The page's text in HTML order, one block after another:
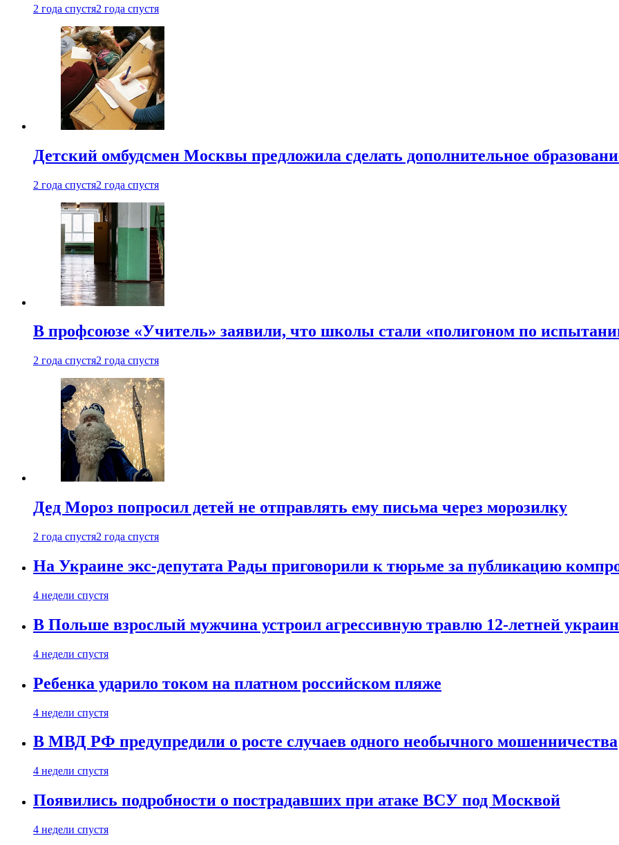
2 года спустя2 года спустя
Детский омбудсмен Москвы предложила сделать дополнительное
2 года спустя2 года спустя
В профсоюзе «Учитель» заявили, что школы стали «полигоном по
2 года спустя2 года спустя
Дед Мороз попросил детей не отправлять ему письма через морозилку
2 года спустя2 года спустя
На Украине экс-депутата Рады приговорили к тюрьме за публикацию
4 недели спустя
В Польше взрослый мужчина устроил агрессивную травлю 12-летней
4 недели спустя
Ребенка ударило током на платном российском пляже
4 недели спустя
В МВД РФ предупредили о росте случаев одного необычного мошенничества
4 недели спустя
Появились подробности о пострадавших при атаке ВСУ под Москвой
4 недели спустя